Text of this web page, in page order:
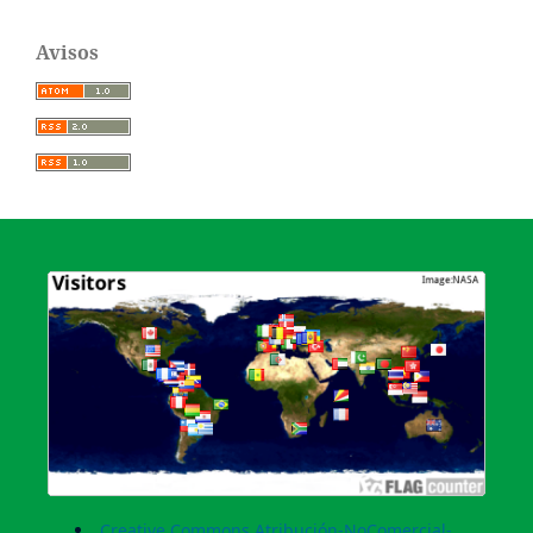
Avisos